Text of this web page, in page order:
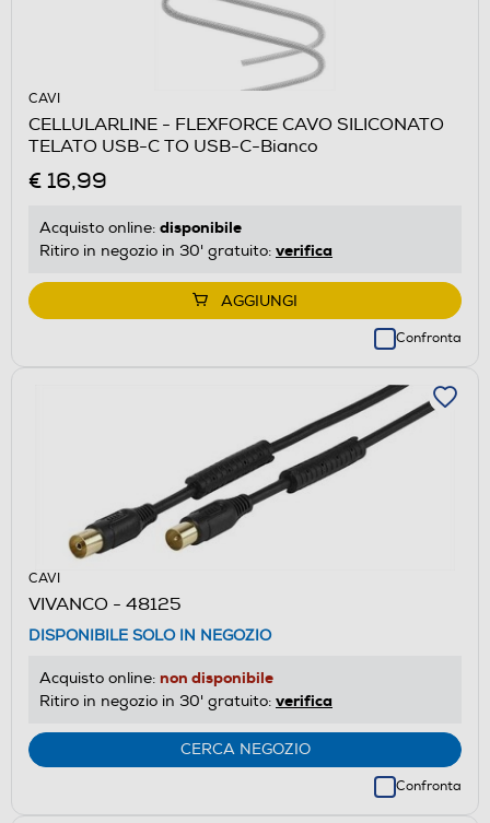
CAVI
CELLULARLINE - FLEXFORCE CAVO SILICONATO
TELATO USB-C TO USB-C-Bianco
€ 16,99
Acquisto online: disponibile
Ritiro in negozio in 30' gratuito: verifica
AGGIUNGI
Confronta
CAVI
VIVANCO - 48125
DISPONIBILE SOLO IN NEGOZIO
Acquisto online: non disponibile
Ritiro in negozio in 30' gratuito: verifica
CERCA NEGOZIO
Confronta